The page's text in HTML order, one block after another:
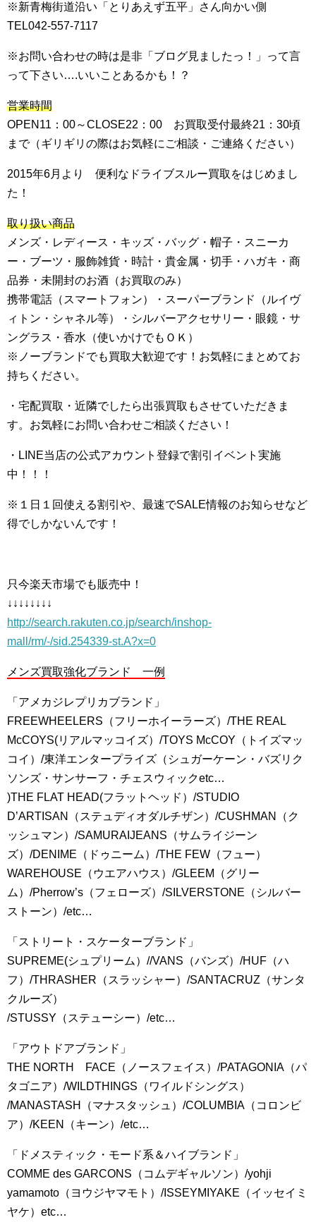
※新青梅街道沿い「とりあえず五平」さん向かい側
TEL042-557-7117
※お問い合わせの時は是非「ブログ見ましたっ！」って言
って下さい….いいことあるかも！？
営業時間
OPEN11：00～CLOSE22：00 お買取受付最終21：30頃
まで（ギリギリの際はお気軽にご相談・ご連絡ください）
2015年6月より 便利なドライブスルー買取をはじめまし
た！
取り扱い商品
メンズ・レディース・キッズ・バッグ・帽子・スニーカ
ー・ブーツ・服飾雑貨・時計・貴金属・切手・ハガキ・商
品券・未開封のお酒（お買取のみ）
携帯電話（スマートフォン）・スーパーブランド（ルイヴ
ィトン・シャネル等）・シルバーアクセサリー・眼鏡・サ
ングラス・香水（使いかけでもＯＫ）
※ノーブランドでも買取大歓迎です！お気軽にまとめてお
持ちください。
・宅配買取・近隣でしたら出張買取もさせていただきま
す。お気軽にお問い合わせご相談ください！
・LINE当店の公式アカウント登録で割引イベント実施
中！！！
※１日１回使える割引や、最速でSALE情報のお知らせなど
得でしかないんです！
只今楽天市場でも販売中！
↓↓↓↓↓↓↓↓
http://search.rakuten.co.jp/search/inshop-
mall/rm/-/sid.254339-st.A?x=0
メンズ買取強化ブランド 一例
「アメカジレプリカブランド」
FREEWHEELERS（フリーホイーラーズ）/THE REAL
McCOYS(リアルマッコイズ）/TOYS McCOY（トイズマッ
コイ）/東洋エンタープライズ（シュガーケーン・バズリク
ソンズ・サンサーフ・チェスウィックetc…
)THE FLAT HEAD(フラットヘッド）/STUDIO
D’ARTISAN（ステュディオダルチザン）/CUSHMAN（ク
ッシュマン）/SAMURAIJEANS（サムライジーン
ズ）/DENIME（ドゥニーム）/THE FEW（フュー）
WAREHOUSE（ウエアハウス）/GLEEM（グリー
ム）/Pherrow’s（フェローズ）/SILVERSTONE（シルバー
ストーン）/etc…
「ストリート・スケーターブランド」
SUPREME(シュプリーム）//VANS（バンズ）/HUF（ハ
フ）/THRASHER（スラッシャー）/SANTACRUZ（サンタ
クルーズ）
/STUSSY（ステューシー）/etc…
「アウトドアブランド」
THE NORTH FACE（ノースフェイス）/PATAGONIA（パ
タゴニア）/WILDTHINGS（ワイルドシングス）
/MANASTASH（マナスタッシュ）/COLUMBIA（コロンビ
ア）/KEEN（キーン）/etc…
「ドメスティック・モード系＆ハイブランド」
COMME des GARCONS（コムデギャルソン）/yohji
yamamoto（ヨウジヤマモト）/ISSEYMIYAKE（イッセイミ
ヤケ）etc…